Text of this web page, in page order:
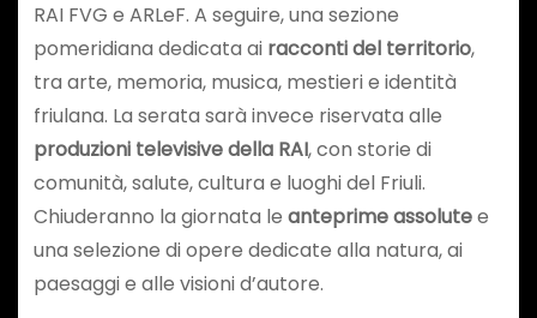
RAI FVG e ARLeF. A seguire, una sezione
pomeridiana dedicata ai racconti del territorio,
tra arte, memoria, musica, mestieri e identità
friulana. La serata sarà invece riservata alle
produzioni televisive della RAI, con storie di
comunità, salute, cultura e luoghi del Friuli.
Chiuderanno la giornata le anteprime assolutee
una selezione di opere dedicate alla natura, ai
paesaggi e alle visioni d’autore.